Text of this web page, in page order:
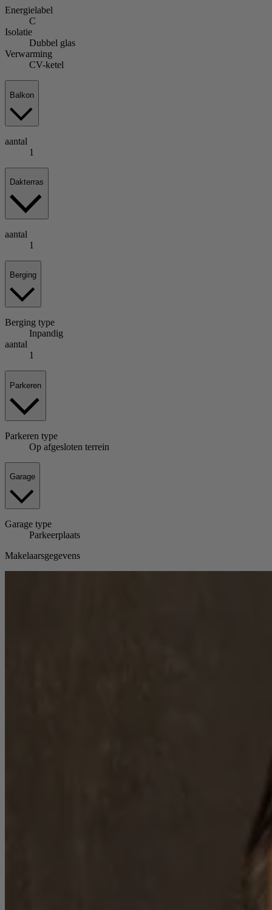
Energielabel
C
Isolatie
Dubbel glas
Verwarming
CV-ketel
Balkon
aantal
1
Dakterras
aantal
1
Berging
Berging type
Inpandig
aantal
1
Parkeren
Parkeren type
Op afgesloten terrein
Garage
Garage type
Parkeerplaats
Makelaarsgegevens